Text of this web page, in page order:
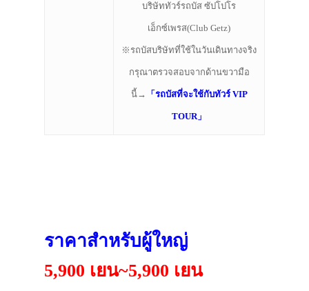
บริษัททัวร์รถบัส ซัปโปโร
เอ็กซ์เพรส(Club Getz)
※รถบัสบริษัทที่ใช้ในวันเดินทางจริง
กรุณาตรวจสอบจากด้านขวามือ
นี้→ 「 รถบัสที่จะใช้กับทัวร์ VIP
TOUR」
ราคาสำหรับผู้ใหญ่
5,900 เยน~5,900 เยน